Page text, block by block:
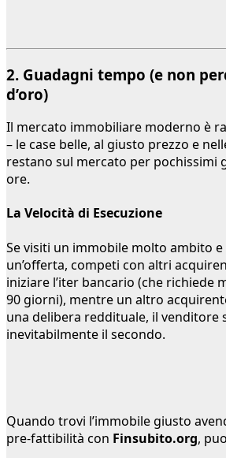
2. Guadagni tempo (e non
d’oro)
Il mercato immobiliare moderno è
– le case belle, al giusto prezzo e
restano sul mercato per pochissimi
ore.
La Velocità di Esecuzione
Se visiti un immobile molto ambito
un’offerta, competi con altri
iniziare l’iter bancario (che richiede
90 giorni), mentre un altro
una delibera reddituale, il venditore
inevitabilmente il secondo.
Quando trovi l’immobile giusto
pre-fattibilità con Finsubito.org,